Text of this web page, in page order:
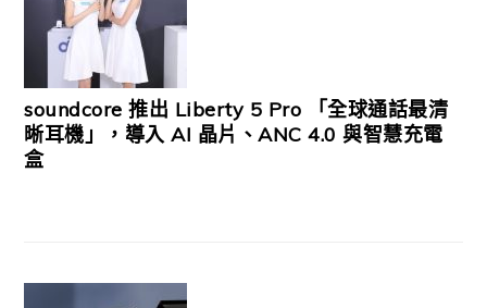
soundcore 推出 Liberty 5 Pro 「全球通話最清
晰耳機」，導入 AI 晶片、ANC 4.0 與智慧充電
盒